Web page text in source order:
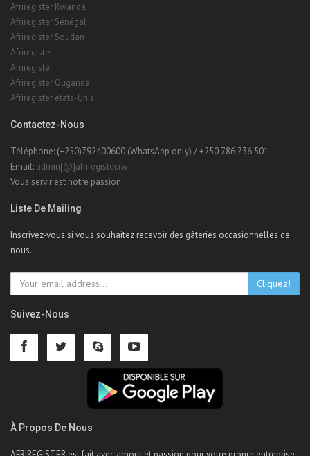
Afriregister Rwanda
Afriregister Sénégal
Afriregister Soudan
Afriregister
Afriregister
Afriregister Ouganda
Afriregister états-Unis
Contactez-Nous
Téléphone: (+250)792400600 (WhatsApp only) / +250 786 736 501
Email: admin[@]afriregister.rw
Vous servir est notre passion
Liste De Mailing
Inscrivez-vous si vous souhaitez recevoir des gâteries occasionnelles de
nous.
Cliquez!
Suivez-Nous
À Propos De Nous